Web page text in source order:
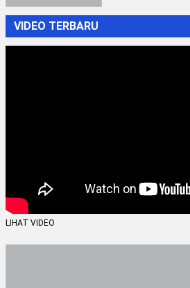
VIDEO TERBARU
LIHAT VIDEO